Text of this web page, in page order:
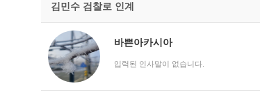
보이스피싱 피해사례
유해사이트 목록
비공개 피해사례
김민수 검찰로 인계
바쁜아카시아
입력된 인사말이 없습니다.